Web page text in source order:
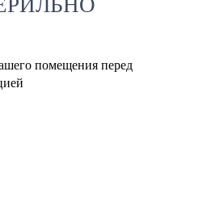
помещения перед